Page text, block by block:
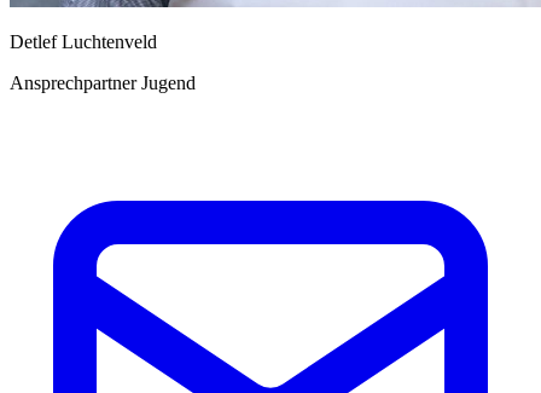
Detlef Luchtenveld
Ansprechpartner Jugend